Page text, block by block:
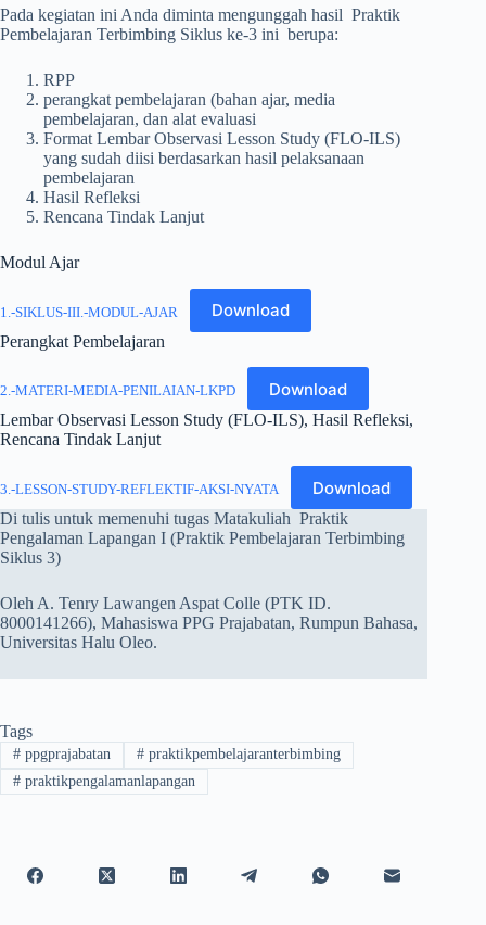
Pada kegiatan ini Anda diminta mengunggah hasil Praktik
Pembelajaran Terbimbing Siklus ke-3 ini berupa:
RPP
perangkat pembelajaran (bahan ajar, media
pembelajaran, dan alat evaluasi
Format Lembar Observasi Lesson Study (FLO-ILS)
yang sudah diisi berdasarkan hasil pelaksanaan
pembelajaran
Hasil Refleksi
Rencana Tindak Lanjut
Modul Ajar
1.-SIKLUS-III.-MODUL-AJAR Download
Perangkat Pembelajaran
2.-MATERI-MEDIA-PENILAIAN-LKPD Download
Lembar Observasi Lesson Study (FLO-ILS), Hasil Refleksi,
Rencana Tindak Lanjut
3.-LESSON-STUDY-REFLEKTIF-AKSI-NYATA Download
Di tulis untuk memenuhi tugas Matakuliah Praktik
Pengalaman Lapangan I (Praktik Pembelajaran Terbimbing
Siklus 3)
Oleh A. Tenry Lawangen Aspat Colle (PTK ID.
8000141266), Mahasiswa PPG Prajabatan, Rumpun Bahasa,
Universitas Halu Oleo.
Tags
#ppgprajabatan #praktikpembelajaranterbimbing
#praktikpengalamanlapangan